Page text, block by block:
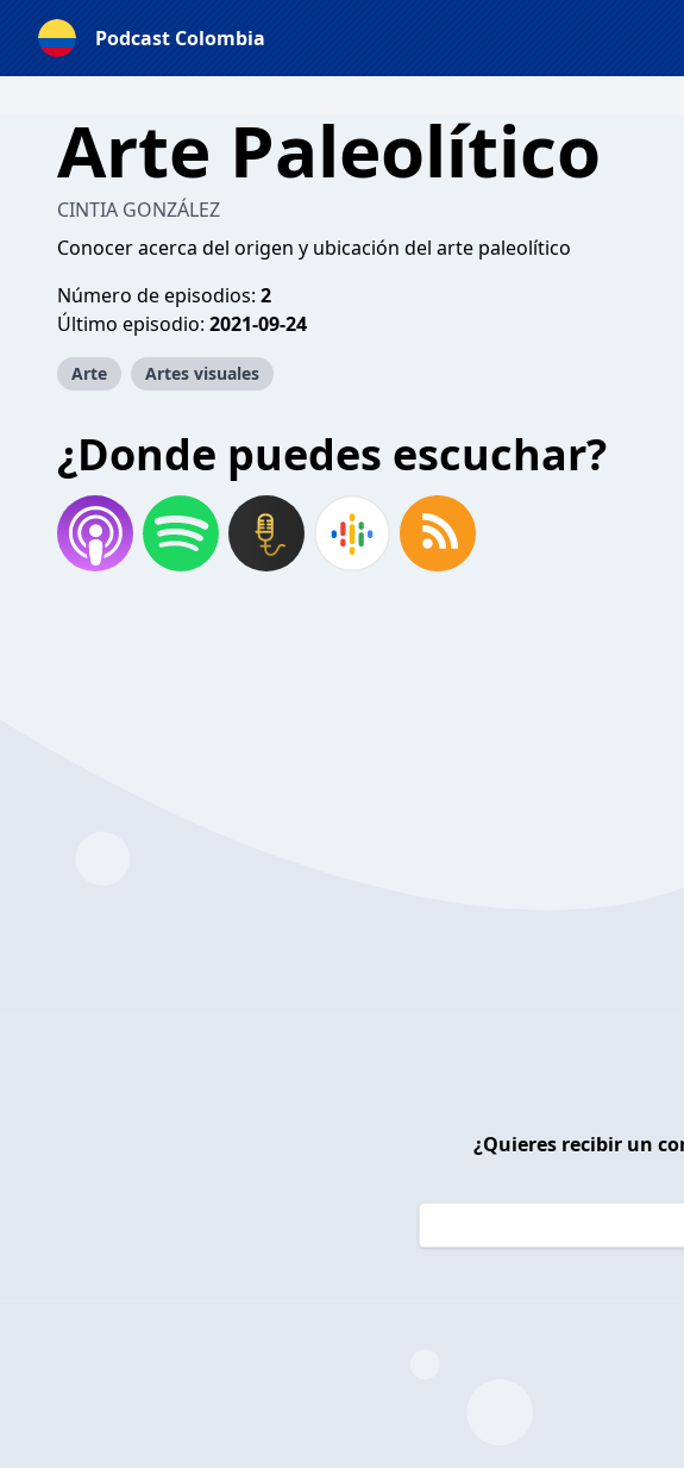
Podcast Colombia
Arte Paleolítico
CINTIA GONZÁLEZ
Conocer acerca del origen y ubicación del arte paleolítico
Número de episodios: 2
Último episodio: 2021-09-24
Arte Artes visuales
¿Donde puedes escuchar?
¿Quieres recibir un